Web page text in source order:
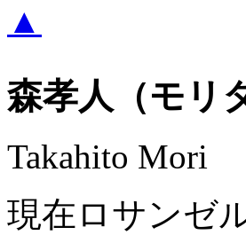
▲
森孝人（モリ
Takahito Mori
現在ロサンゼ